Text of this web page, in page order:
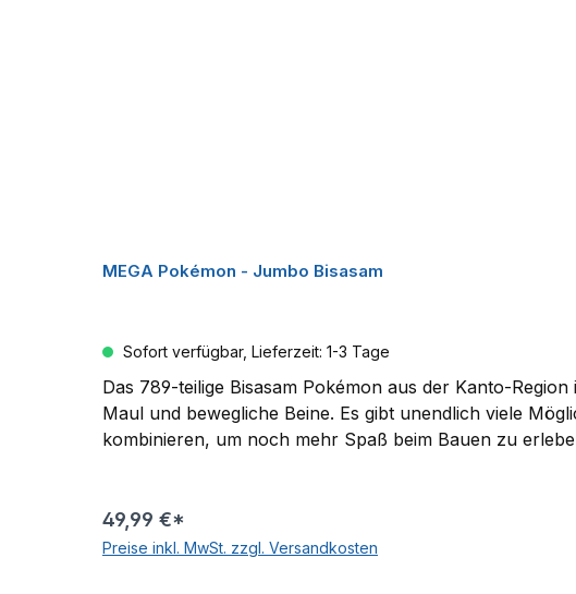
MEGA Pokémon - Jumbo Bisasam
Sofort verfügbar, Lieferzeit: 1-3 Tage
Das 789-teilige Bisasam Pokémon aus der Kanto-
Maul und bewegliche Beine. Es gibt unendlich viele
kombinieren, um noch mehr Spaß beim Bauen zu erleben. Circa 18 cm großes Bisasam-Bauset mit authentischen Details Dieses 789-teilige
und fördern die Problemlösungskompetenz. Offizielles
49,99 €*
Preise inkl. MwSt. zzgl. Versandkosten